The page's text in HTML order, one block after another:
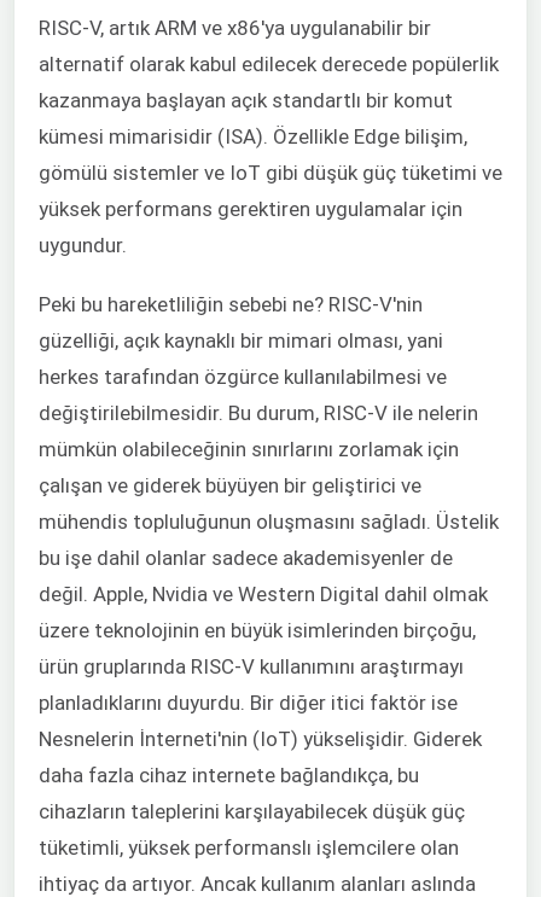
RISC-V, artık ARM ve x86'ya uygulanabilir bir
alternatif olarak kabul edilecek derecede popülerlik
kazanmaya başlayan açık standartlı bir komut
kümesi mimarisidir (ISA). Özellikle Edge bilişim,
gömülü sistemler ve IoT gibi düşük güç tüketimi ve
yüksek performans gerektiren uygulamalar için
uygundur.
Peki bu hareketliliğin sebebi ne? RISC-V'nin
güzelliği, açık kaynaklı bir mimari olması, yani
herkes tarafından özgürce kullanılabilmesi ve
değiştirilebilmesidir. Bu durum, RISC-V ile nelerin
mümkün olabileceğinin sınırlarını zorlamak için
çalışan ve giderek büyüyen bir geliştirici ve
mühendis topluluğunun oluşmasını sağladı. Üstelik
bu işe dahil olanlar sadece akademisyenler de
değil. Apple, Nvidia ve Western Digital dahil olmak
üzere teknolojinin en büyük isimlerinden birçoğu,
ürün gruplarında RISC-V kullanımını araştırmayı
planladıklarını duyurdu. Bir diğer itici faktör ise
Nesnelerin İnterneti'nin (IoT) yükselişidir. Giderek
daha fazla cihaz internete bağlandıkça, bu
cihazların taleplerini karşılayabilecek düşük güç
tüketimli, yüksek performanslı işlemcilere olan
ihtiyaç da artıyor. Ancak kullanım alanları aslında